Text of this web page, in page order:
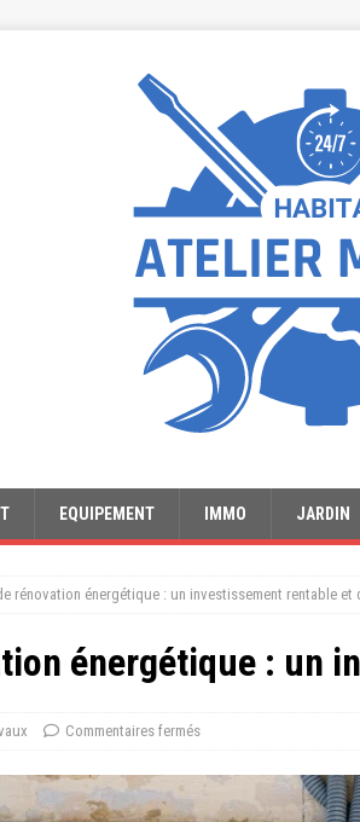
EQUIPEMENT IMMO JARDIN
rénovation énergétique : un investissement rentable et
énergétique : un
Commentaires fermés